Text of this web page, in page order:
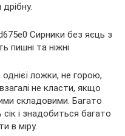
ложки, не горою,
не класти, якщо
складовими. Багато
і знадобиться багато
в міру.